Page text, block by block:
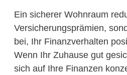
Ein sicherer Wohnraum
Versicherungsprämien,
bei, Ihr Finanzverhalten
Wenn Ihr Zuhause gut
sich auf Ihre Finanzen